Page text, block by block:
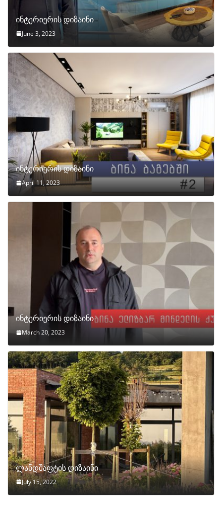
ინტერიერის დიზაინი
June 3, 2023
ინტერიერის დიზაინი
April 11, 2023
ინტერიერის დიზაინი
March 20, 2023
ლანდშაფტის დიზაინი
July 15, 2022